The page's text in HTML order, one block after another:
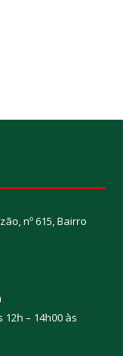
nº 615, Bairro
– 14h00 às